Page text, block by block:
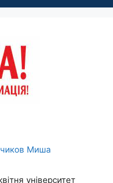
Миша
університет